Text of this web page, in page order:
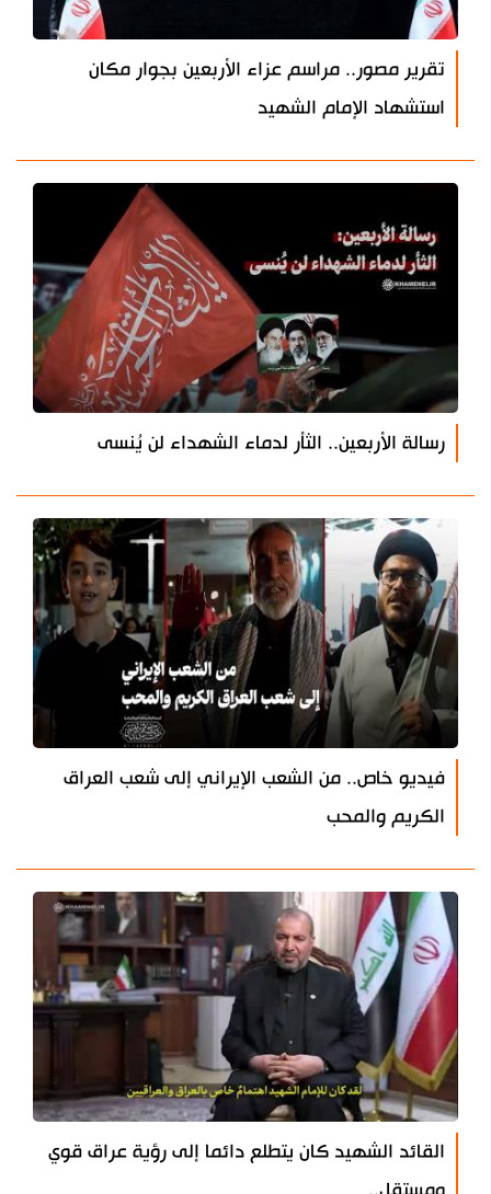
تقرير مصور.. مراسم عزاء الأربعين بجوار مكان
استشهاد الإمام الشهيد
رسالة الأربعين.. الثأر لدماء الشهداء لن يُنسى
فيديو خاص.. من الشعب الإيراني إلى شعب العراق
الكريم والمحب
القائد الشهيد كان يتطلع دائما إلى رؤية عراق قوي